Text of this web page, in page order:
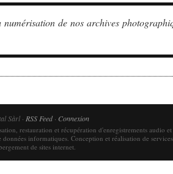
de nos archives
Sàrl · RSS Feed· Connexion
restauration et récupération d'enregistrements audio et
informatiques. Conception et réalisation de services
de sites internet.